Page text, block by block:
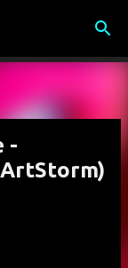
-